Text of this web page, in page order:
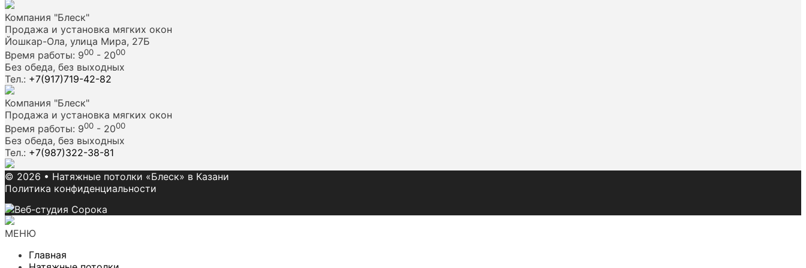
Компания "Блеск"
Продажа и установка мягких окон
Йошкар-Ола, улица Мира, 27Б
Время работы: 900 - 2000
Без обеда, без выходных
Тел.: +7(917)719-42-82
Компания "Блеск"
Продажа и установка мягких окон
Время работы: 900 - 2000
Без обеда, без выходных
Тел.: +7(987)322-38-81
© 2026 • Натяжные потолки «Блеск» в Казани
Политика конфиденциальности
МЕНЮ
Главная